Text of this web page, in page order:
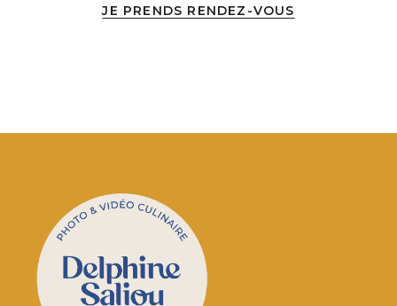
JE PRENDS RENDEZ-VOUS